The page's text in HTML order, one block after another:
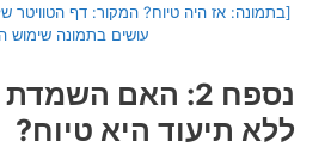
[בתמונה: אז היה טיוח? המקור: דף הטוויטר
עושים בתמונה שימוש
נספח 2: האם
ללא תיעוד היא טיוח?